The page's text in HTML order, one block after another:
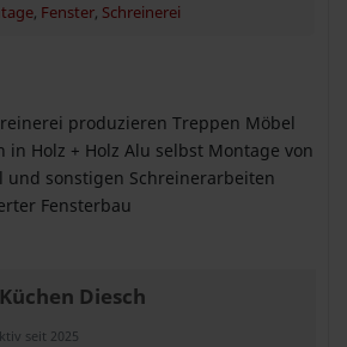
, Fenster, Schreinerei
produzieren Treppen Möbel
in Holz + Holz Alu selbst Montage von
und sonstigen Schreinerarbeiten
Fensterbau
Diesch
seit 2025